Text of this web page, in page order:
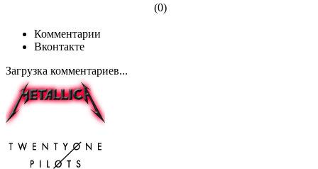
(0)
Комментарии
Вконтакте
Загрузка комментариев...